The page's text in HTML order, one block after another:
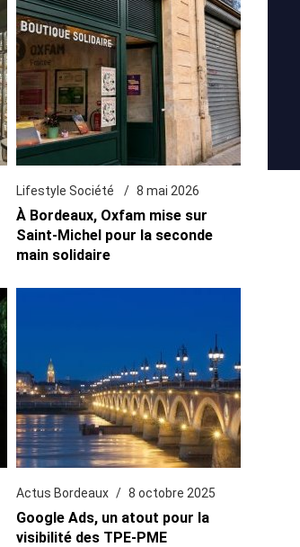
Lifestyle Société 8 mai 2026
À Bordeaux, Oxfam mise sur
Saint-Michel pour la seconde
main solidaire
Actus Bordeaux 8 octobre 2025
Google Ads, un atout pour la
visibilité des TPE-PME